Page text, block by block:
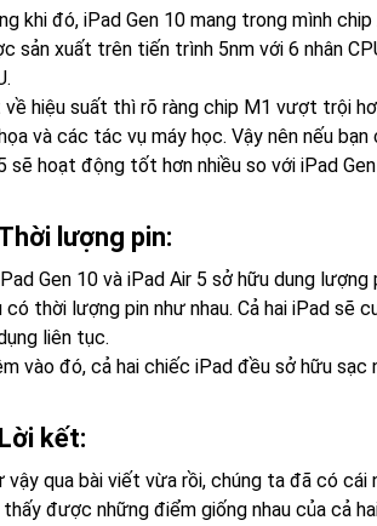
khi đó, iPad Gen 10 mang trong mình
sản xuất trên tiến trình 5nm với 6 nhân
hiệu suất thì rõ ràng chip M1 vượt trội
và các tác vụ máy học. Vậy nên nếu
sẽ hoạt động tốt hơn nhiều so với iPad
lượng pin:
Gen 10 và iPad Air 5 sở hữu dung
có thời lượng pin như nhau. Cả hai iPad sẽ
liên tục.
vào đó, cả hai chiếc iPad đều sở hữu
kết:
vậy qua bài viết vừa rồi, chúng ta đã có
được những điểm giống nhau của cả